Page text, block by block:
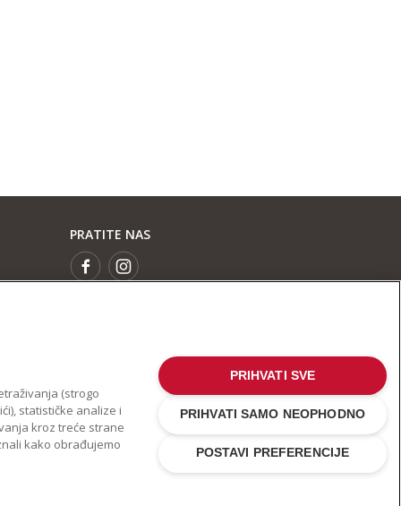
PRATITE NAS
(strogo
statističke analize i
kroz treće strane
kako obrađujemo
POSTAVI PREFERENCIJE
PRIHVATI SAMO NEOPHODNO
PRIHVATI SVE